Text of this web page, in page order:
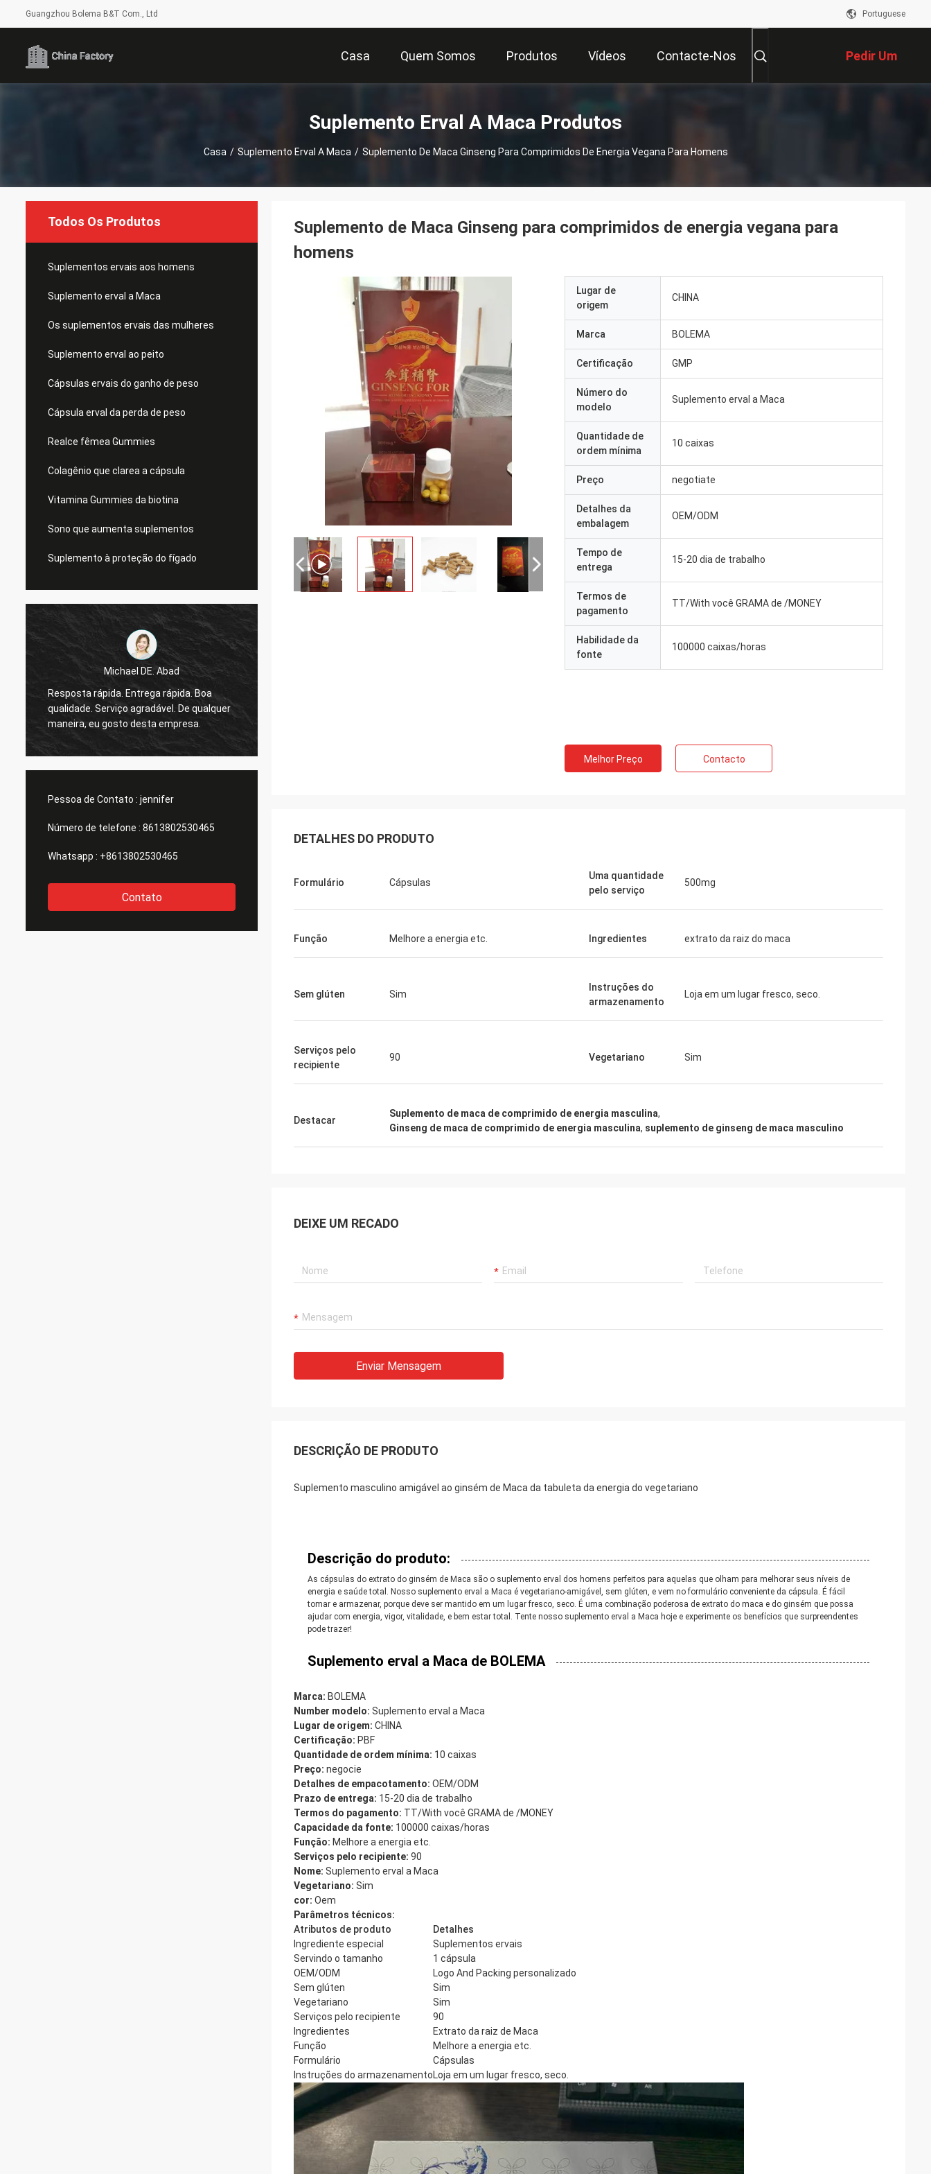
Guangzhou Bolema B&T Com., Ltd Portuguese
Casa Quem Somos Produtos Vídeos Contacte-Nos Pedir Um
Orçamento
Suplemento Erval A Maca Produtos
Casa / Suplemento Erval A Maca / Suplemento De Maca Ginseng Para Comprimidos De Energia Vegana Para Homens
Todos Os Produtos
Suplementos ervais aos homens
Suplemento erval a Maca
Os suplementos ervais das mulheres
Suplemento erval ao peito
Cápsulas ervais do ganho de peso
Cápsula erval da perda de peso
Realce fêmea Gummies
Colagênio que clarea a cápsula
Vitamina Gummies da biotina
Sono que aumenta suplementos
Suplemento à proteção do fígado
Michael DE. Abad
Resposta rápida. Entrega rápida. Boa
qualidade. Serviço agradável. De qualquer
maneira, eu gosto desta empresa.
Pessoa de Contato : jennifer
Número de telefone : 8613802530465
Whatsapp : +8613802530465
Contato
Suplemento de Maca Ginseng para comprimidos de energia vegana para
homens
Lugar de
origem
CHINA
Marca BOLEMA
Certificação GMP
Número do
modelo
Suplemento erval a Maca
Quantidade de
ordem mínima
10 caixas
Preço negotiate
Detalhes da
embalagem
OEM/ODM
Tempo de
entrega
15-20 dia de trabalho
Termos de
pagamento
TT/With você GRAMA de /MONEY
Habilidade da
fonte
100000 caixas/horas
Melhor Preço Contacto
DETALHES DO PRODUTO
Formulário Cápsulas
Uma quantidade
pelo serviço
500mg
Função Melhore a energia etc. Ingredientes extrato da raiz do maca
Sem glúten Sim
Instruções do
armazenamento
Loja em um lugar fresco, seco.
Serviços pelo
recipiente
90 Vegetariano Sim
Destacar
Suplemento de maca de comprimido de energia masculina,
Ginseng de maca de comprimido de energia masculina, suplemento de ginseng de maca masculino
DEIXE UM RECADO
Enviar Mensagem
DESCRIÇÃO DE PRODUTO
Suplemento masculino amigável ao ginsém de Maca da tabuleta da energia do vegetariano
Descrição do produto:
As cápsulas do extrato do ginsém de Maca são o suplemento erval dos homens perfeitos para aquelas que olham para melhorar seus níveis de
energia e saúde total. Nosso suplemento erval a Maca é vegetariano-amigável, sem glúten, e vem no formulário conveniente da cápsula. É fácil
tomar e armazenar, porque deve ser mantido em um lugar fresco, seco. É uma combinação poderosa de extrato do maca e do ginsém que possa
ajudar com energia, vigor, vitalidade, e bem estar total. Tente nosso suplemento erval a Maca hoje e experimente os benefícios que surpreendentes
pode trazer!
Suplemento erval a Maca de BOLEMA
Marca: BOLEMA
Number modelo: Suplemento erval a Maca
Lugar de origem: CHINA
Certificação: PBF
Quantidade de ordem mínima: 10 caixas
Preço: negocie
Detalhes de empacotamento: OEM/ODM
Prazo de entrega: 15-20 dia de trabalho
Termos do pagamento: TT/With você GRAMA de /MONEY
Capacidade da fonte: 100000 caixas/horas
Função: Melhore a energia etc.
Serviços pelo recipiente: 90
Nome: Suplemento erval a Maca
Vegetariano: Sim
cor: Oem
Parâmetros técnicos:
Atributos de produto
Detalhes
Ingrediente especial
Suplementos ervais
Servindo o tamanho
1 cápsula
OEM/ODM
Logo And Packing personalizado
Sem glúten
Sim
Vegetariano
Sim
Serviços pelo recipiente
90
Ingredientes
Extrato da raiz de Maca
Função
Melhore a energia etc.
Formulário
Cápsulas
Instruções do armazenamentoLoja em um lugar fresco, seco.